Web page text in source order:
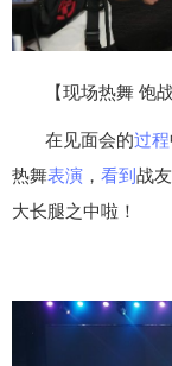
【现场热舞 饱战
在见面会的过程
热舞表演 ， 看到 战
大长腿之中啦！